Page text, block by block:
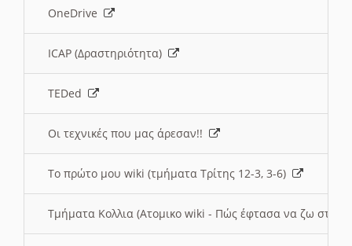
OneDrive
ICAP (Δραστηριότητα)
TEDed
Οι τεχνικές που μας άρεσαν!!
Το πρώτο μου wiki (τμήματα Τρίτης 12-3, 3-6)
Τμήματα Κολλια (Ατομικο wiki - Πώς έφτασα να ζω στην